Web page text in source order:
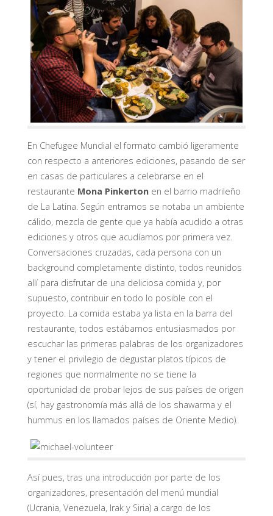
En Chefugee Mundial el formato cambió ligeramente
con respecto a anteriores ediciones, pasando de ser
en casas de particulares a celebrarse en el
restaurante Mona Pinkertonen el barrio madrileño
de La Latina. Según entramos se notaba un ambiente
cálido, mezcla de gente que ya había acudido a otras
ediciones y otros que acudíamos por primera vez.
Conversaciones cruzadas, cada persona con un
background completamente distinto, todos reunidos
allí para disfrutar de una deliciosa comida y, por
supuesto, contribuir en todo lo posible con el
proyecto. La comida estaba ya lista en la barra del
restaurante, todos estábamos entusiasmados por
escuchar las primeras palabras de los organizadores
y tener el privilegio de degustar platos típicos de
regiones que normalmente no se tiene la
oportunidad de probar lejos de sus países de origen
(sí, hay gastronomía más allá de los shawarma y el
hummus en los llamados países de Oriente Medio).
Así pues, tras una introducción por parte de los
organizadores, presentación del menú mundial
(Ucrania, Venezuela, Irak y Siria) a cargo de los